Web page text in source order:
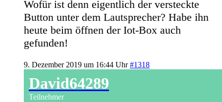
Wofür ist denn eigentlich der versteckte
Button unter dem Lautsprecher? Habe ihn
heute beim öffnen der Iot-Box auch
gefunden!
9. Dezember 2019 um 16:44 Uhr #1318
David64289
Teilnehmer